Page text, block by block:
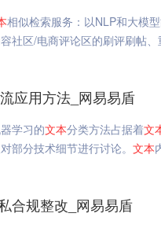
相似检索服务：以NLP和大模
社区/电商评论区的刷评刷帖
应用方法_网易易盾
学习的文本分类方法占据着文
部分技术细节进行讨论。 文本
合规整改_网易易盾